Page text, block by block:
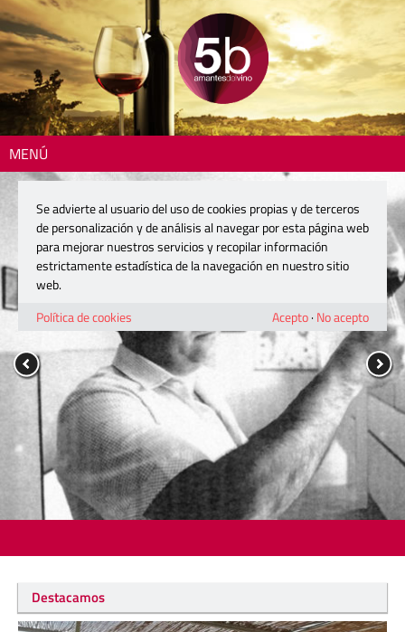
MENÚ
Destacamos
Se advierte al usuario del uso de cookies propias y de terceros
de personalización y de análisis al navegar por esta página web
para mejorar nuestros servicios y recopilar información
estrictamente estadística de la navegación en nuestro sitio
web.
Política de cookies
Acepto· No acepto